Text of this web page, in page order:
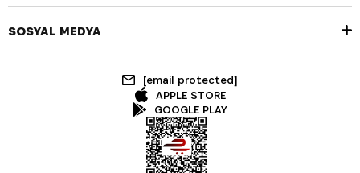
SOSYAL MEDYA
[email protected]
APPLE STORE
GOOGLE PLAY